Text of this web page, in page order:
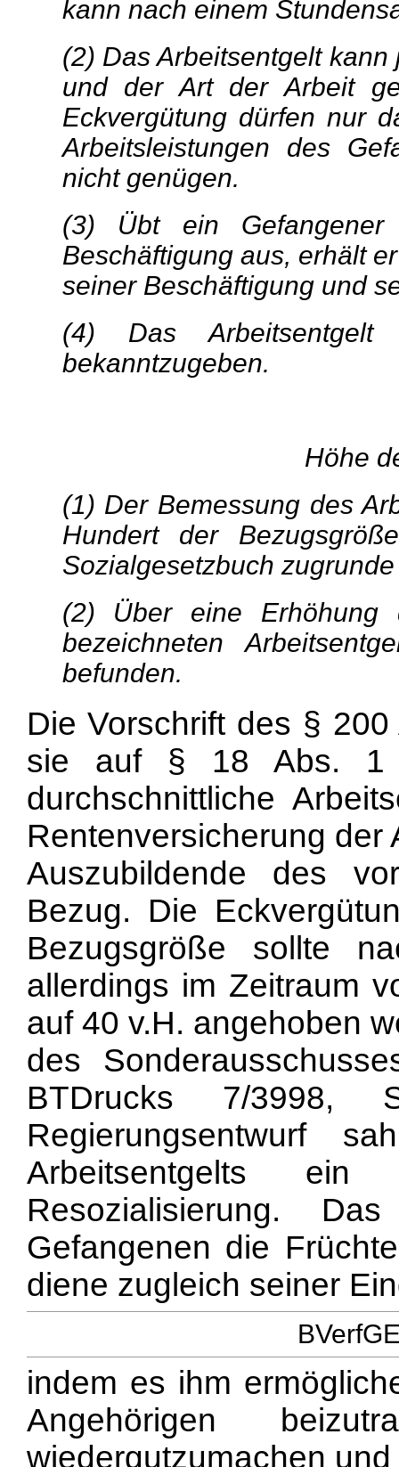
kann nach einem
(2) Das Arbeitsentgelt
und der Art der Arbeit
Eckvergütung dürfen nur
Arbeitsleistungen des
nicht genügen.
(3) Übt ein Gefangener
Beschäftigung aus, erhält
seiner Beschäftigung und
(4) Das
bekanntzugeben.
Höhe
(1) Der Bemessung des
Hundert der
Sozialgesetzbuch
(2) Über eine
bezeichneten
befunden.
Die Vorschrift des §
sie auf § 18 Abs. 1
durchschnittliche
Rentenversicherung der
Auszubildende des
Bezug. Die
Bezugsgröße sollte
allerdings im Zeitraum
auf 40 v.H. angehoben
des
BTDrucks 7/
Regierungsentwurf
Arbeitsentgelts
Resozialisierung.
Gefangenen die
diene zugleich seiner
indem es ihm
Angehörigen
wiedergutzumachen